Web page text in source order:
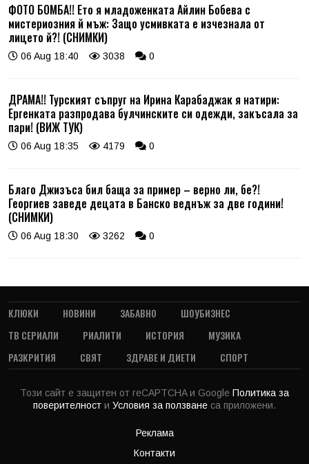
ФОТО БОМБА!! Ето я младоженката Айлин Бобева с
мистериозния й мъж: Защо усмивката е изчезнала от
лицето й?! (СНИМКИ)
06 Aug 18:40 3038 0
ДРАМА!! Турският съпруг на Ирина Карабаджак я натири:
Ергенката разпродава булчинските си одежди, закъсала за
пари! (ВИЖ ТУК)
06 Aug 18:35 4179 0
Благо Джизъса бил баща за пример – верно ли, бе?!
Георгиев заведе децата в Банско веднъж за две години!
(СНИМКИ)
06 Aug 18:30 3262 0
КЛЮКИ НОВИНИ ЗАБАВНО
ШОУБИЗНЕС
ТВ СЕРИАЛИ
РИАЛИТИ ИСТОРИЯ
МУЗИКА
РАЗКРИТИЯ
СВЯТ ЗДРАВЕ И ДИЕТИ СПОРТ
Този сайт е защитен от reCAPTCHA и Google Политика за
поверителност и Условия за ползване са приложени.
Реклама
Контакти